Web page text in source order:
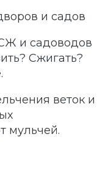
и садов
и садоводов
Сжигать?
веток и
мульчей.